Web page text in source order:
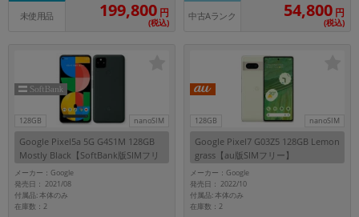
未使用品 199,800 円
(税込)
中古Aランク 54,800 円
(税込)
128GB nanoSIM
Google Pixel5a 5G G4S1M 128GB
Mostly Black【SoftBank版SIMフリ
ー】
メーカー：Google
発売日： 2021/08
付属品: 本体のみ
在庫数：2
128GB nanoSIM
Google Pixel7 G03Z5 128GB Lemon
grass【au版SIMフリー】
メーカー：Google
発売日： 2022/10
付属品: 本体のみ
在庫数：2